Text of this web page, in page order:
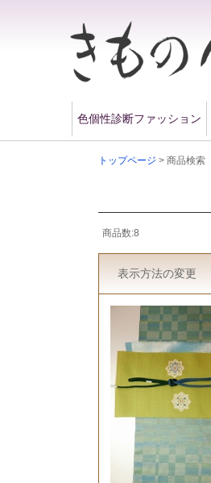
色個性診断ファッション
トップページ > 商品検索
商品数:8
表示方法の変更